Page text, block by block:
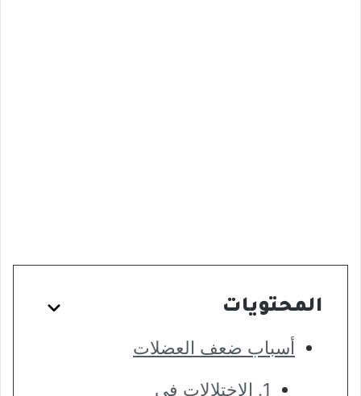
المحتويات
أسباب ضعف العضلات
1. الاختلالات في